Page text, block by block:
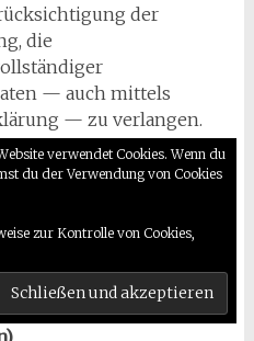
der
die
— auch mittels
— zu verlangen.
Person dieses
nehmen,
(Recht auf
verwendet Cookies. Wenn du
du der Verwendung von Cookies
zur Kontrolle von Cookies,